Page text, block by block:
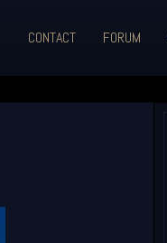
CONTACT FORUM